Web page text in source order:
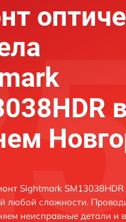
Sightmark
любой сложности.
неисправные детали и